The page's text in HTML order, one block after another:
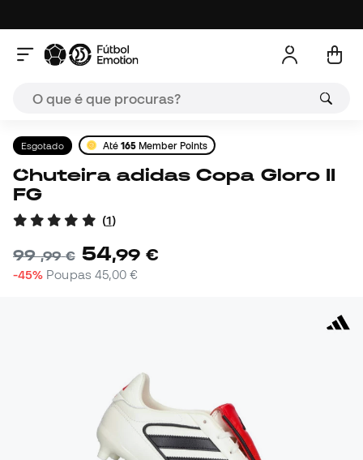
Esgotado Até 165 Member Points
Chuteira adidas Copa Gloro II
FG
(1)
99,99 € 54,99 €
-45% Poupas 45,00 €